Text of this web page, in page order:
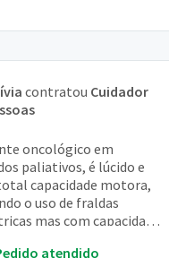
contratou Cuidador
oncológico em
paliativos, é lúcido e
capacidade motora,
o uso de fraldas
mas com capacidade
64 anosatendido